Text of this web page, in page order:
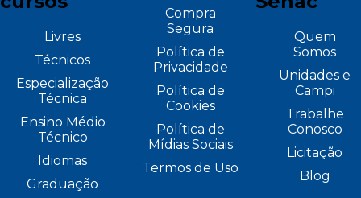
Livres
Técnicos
Especialização
Técnica
Ensino Médio
Técnico
Idiomas
Graduação
Compra
Segura
Política de
Privacidade
Política de
Cookies
Política de
Mídias Sociais
Termos de Uso
Quem
Somos
Unidades e
Campi
Trabalhe
Conosco
Licitação
Blog